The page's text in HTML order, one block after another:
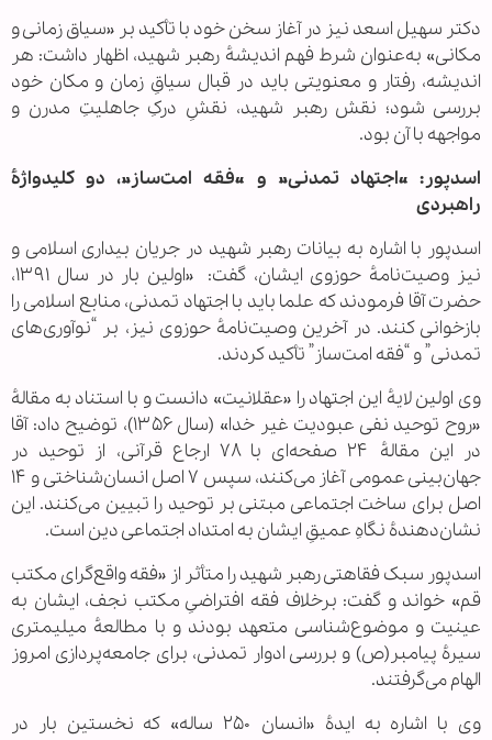
دکتر سهیل اسعد نیز در آغاز سخن خود با تأکید بر «سیاق زمانی و
مکانی» به‌عنوان شرط فهم اندیشهٔ رهبر شهید، اظهار داشت: هر
اندیشه، رفتار و معنویتی باید در قبال سیاقِ زمان و مکان خود
بررسی شود؛ نقش رهبر شهید، نقشِ درکِ جاهلیتِ مدرن و
مواجهه با آن بود.
اسدپور: «اجتهاد تمدنی» و «فقه امت‌ساز»، دو کلیدواژهٔ
راهبردی
اسدپور با اشاره به بیانات رهبر شهید در جریان بیداری اسلامی و
نیز وصیت‌نامهٔ حوزوی ایشان، گفت: «اولین بار در سال ۱۳۹۱،
حضرت آقا فرمودند که علما باید با اجتهاد تمدنی، منابع اسلامی را
بازخوانی کنند. در آخرین وصیت‌نامهٔ حوزوی نیز، بر “نوآوری‌های
تمدنی” و “فقه امت‌ساز” تأکید کردند.
وی اولین لایهٔ این اجتهاد را «عقلانیت» دانست و با استناد به مقالهٔ
«روح توحید نفی عبودیت غیر خدا» (سال ۱۳۵۶)، توضیح داد: آقا
در این مقالهٔ ۲۴ صفحه‌ای با ۷۸ ارجاع قرآنی، از توحید در
جهان‌بینی عمومی آغاز می‌کنند، سپس ۷ اصل انسان‌شناختی و ۱۴
اصل برای ساخت اجتماعی مبتنی بر توحید را تبیین می‌کنند. این
نشان‌دهندهٔ نگاهِ عمیقِ ایشان به امتداد اجتماعی دین است.
اسدپور سبک فقاهتی رهبر شهید را متأثر از «فقه واقع‌گرای مکتب
قم» خواند و گفت: برخلاف فقه افتراضیِ مکتب نجف، ایشان به
عینیت و موضوع‌شناسی متعهد بودند و با مطالعهٔ میلیمتری
سیرهٔ پیامبر(ص) و بررسی ادوار تمدنی، برای جامعه‌پردازی امروز
الهام می‌گرفتند.
وی با اشاره به ایدهٔ «انسان ۲۵۰ ساله» که نخستین بار در